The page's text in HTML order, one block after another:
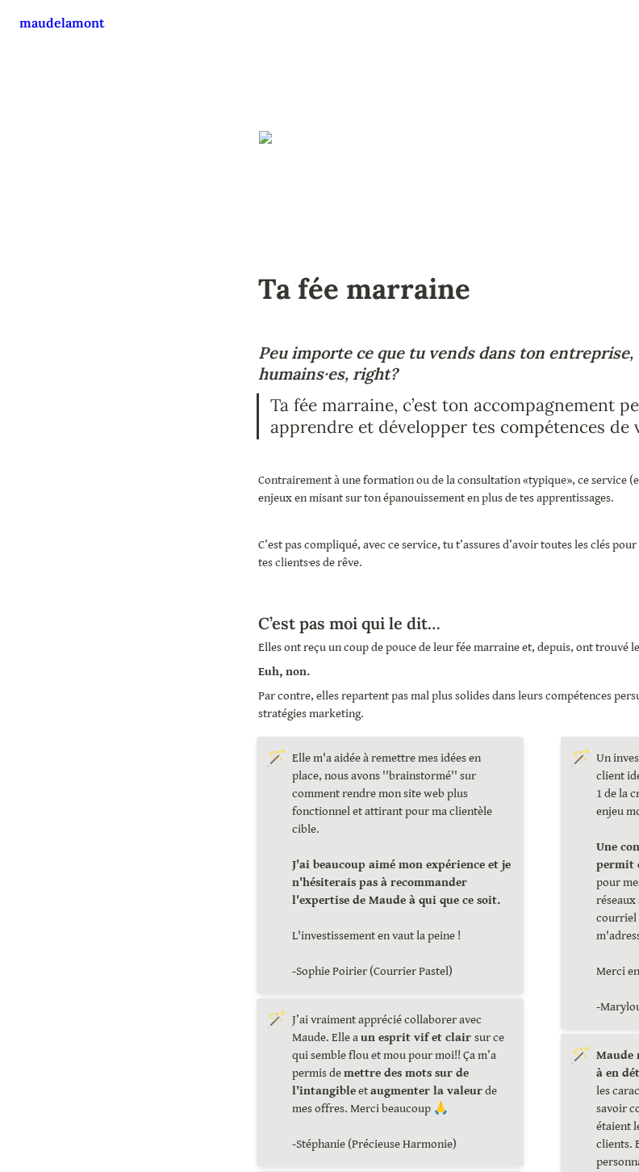
maudelamont
Ta fée marraine
Peu importe ce que tu vends dans ton entreprise,
humains·es, right?
Ta fée marraine, c’est ton accompagnement
apprendre et développer tes compétences de
Contrairement à une formation ou de la consultation «typique», ce service
enjeux en misant sur ton épanouissement en plus de tes apprentissages.
C’est pas compliqué, avec ce service, tu t’assures d’avoir toutes les clés
tes clients·es de rêve.
C’est pas moi qui le dit…
Elles ont reçu un coup de pouce de leur fée marraine et, depuis, ont trouvé
Euh, non.
Par contre, elles repartent pas mal plus solides dans leurs compétences
stratégies marketing.
🪄 Elle m'a aidée à remettre mes idées en
place, nous avons ''brainstormé'' sur
comment rendre mon site web plus
fonctionnel et attirant pour ma clientèle
cible.
J'ai beaucoup aimé mon expérience et je
n'hésiterais pas à recommander
l'expertise de Maude à qui que ce soit.
L'investissement en vaut la peine !
-Sophie Poirier (Courrier Pastel)
🪄 J’ai vraiment apprécié collaborer avec
Maude. Elle a un esprit vif et clair sur ce
qui semble flou et mou pour moi!! Ça m’a
permis de mettre des mots sur de
l’intangible et augmenter la valeur de
mes offres. Merci beaucoup 🙏
-Stéphanie (Précieuse Harmonie)
🪄 Un
client
1 de la
enjeu
Une
pour
courriel
Merci
-
🪄 Maude
à en
les
savoir
étaient
clients.